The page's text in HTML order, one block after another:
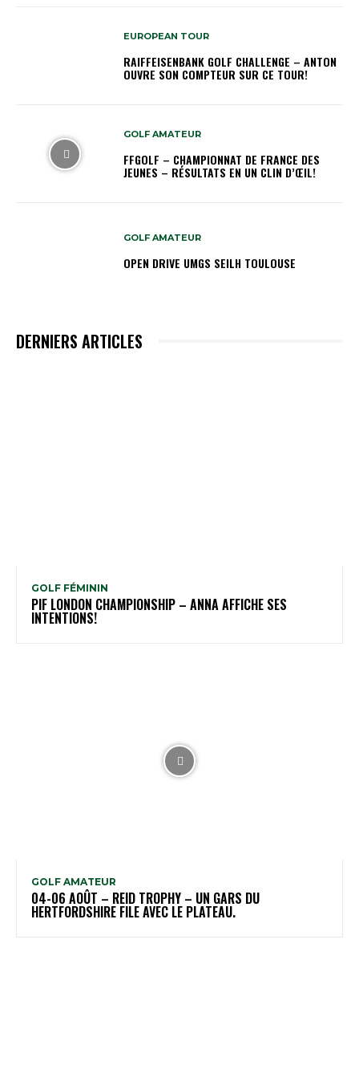
EUROPEAN TOUR
RAIFFEISENBANK GOLF CHALLENGE – ANTON
OUVRE SON COMPTEUR SUR CE TOUR!
GOLF AMATEUR
FFGOLF – CHAMPIONNAT DE FRANCE DES
JEUNES – RÉSULTATS EN UN CLIN D’ŒIL!
GOLF AMATEUR
OPEN DRIVE UMGS SEILH TOULOUSE
DERNIERS ARTICLES
GOLF FÉMININ
PIF LONDON CHAMPIONSHIP – ANNA AFFICHE SES
INTENTIONS!
GOLF AMATEUR
04-06 AOÛT – REID TROPHY – UN GARS DU
HERTFORDSHIRE FILE AVEC LE PLATEAU.